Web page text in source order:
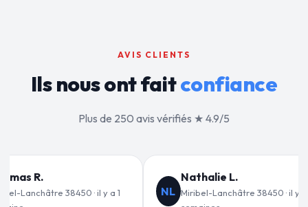
AVIS CLIENTS
Ils nous ont faitconfiance
Plus de 250 avis vérifiés ★ 4.9/5
L.
38450 · il y a 2
JF
Jean-François C.
Miribel-Lanchâtre 38450 · il y a 3